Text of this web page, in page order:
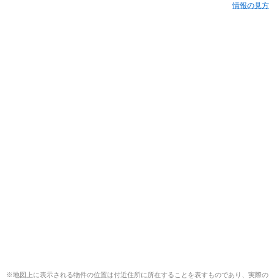
情報の見方
※地図上に表示される物件の位置は付近住所に所在することを表すものであり、実際の